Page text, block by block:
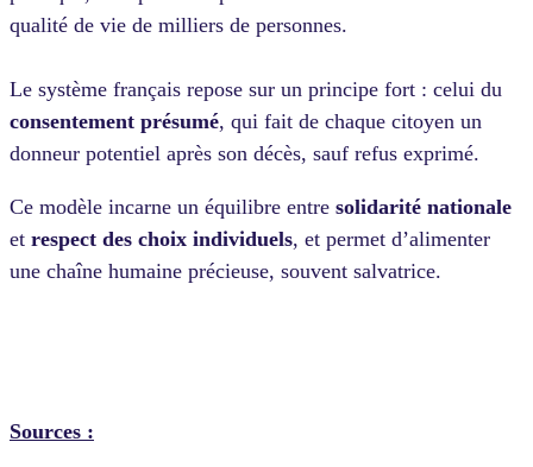
qualité de vie de milliers de personnes.
Le système français repose sur un principe fort : celui du
consentement présumé, qui fait de chaque citoyen un
donneur potentiel après son décès, sauf refus exprimé.
Ce modèle incarne un équilibre entre solidarité nationale
et respect des choix individuels, et permet d’alimenter
une chaîne humaine précieuse, souvent salvatrice.
Sources :